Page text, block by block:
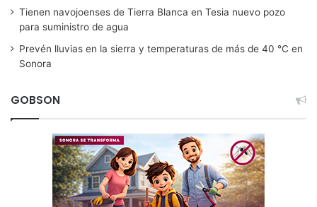
Tienen navojoenses de Tierra Blanca en Tesia nuevo pozo
para suministro de agua
Prevén lluvias en la sierra y temperaturas de más de 40 °C en
Sonora
GOBSON